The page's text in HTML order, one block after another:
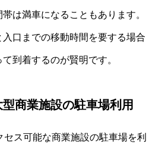
は満車になることもあります。
口までの移動時間を要する場合
到着するのが賢明です。
商業施設の駐車場利用
ス可能な商業施設の駐車場を利